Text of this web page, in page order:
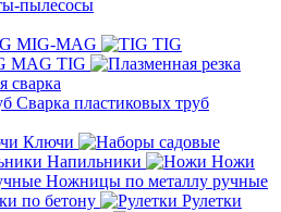
пылесосы
MIG-MAG
TIG
MAG TIG
сварка
Cварка пластиковых труб
Ключи
Напильники
Ножи
Ножницы по металлу ручные
по бетону
Рулетки